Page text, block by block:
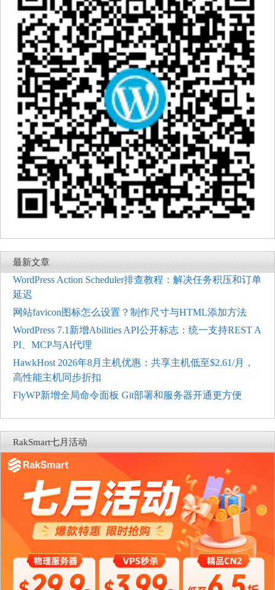
最新文章
WordPress Action Scheduler排查教程：解决任务积压和订单
延迟
网站favicon图标怎么设置？制作尺寸与HTML添加方法
WordPress 7.1新增Abilities API公开标志：统一支持REST A
PI、MCP与AI代理
HawkHost 2026年8月主机优惠：共享主机低至$2.61/月，
高性能主机同步折扣
FlyWP新增全局命令面板 Git部署和服务器开通更方便
RakSmart七月活动